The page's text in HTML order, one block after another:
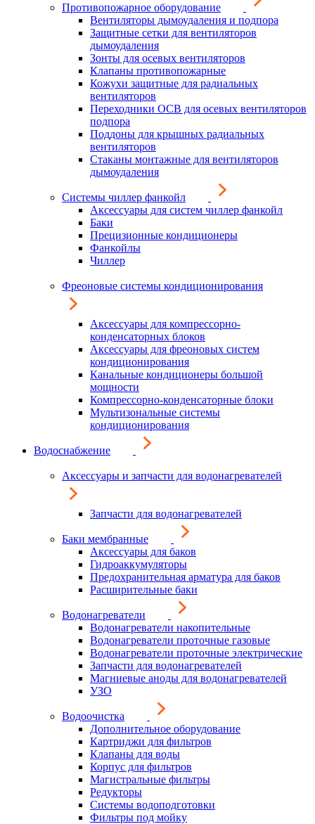
Противопожарное оборудование
Вентиляторы дымоудаления и подпора
Защитные сетки для вентиляторов
дымоудаления
Зонты для осевых вентиляторов
Клапаны противопожарные
Кожухи защитные для радиальных
вентиляторов
Переходники ОСВ для осевых вентиляторов
подпора
Поддоны для крышных радиальных
вентиляторов
Стаканы монтажные для вентиляторов
дымоудаления
Системы чиллер фанкойл
Аксессуары для систем чиллер фанкойл
Баки
Прецизионные кондиционеры
Фанкойлы
Чиллер
Фреоновые системы кондиционирования
Аксессуары для компрессорно-
конденсаторных блоков
Аксессуары для фреоновых систем
кондиционирования
Канальные кондиционеры большой
мощности
Компрессорно-конденсаторные блоки
Мультизональные системы
кондиционирования
Водоснабжение
Аксессуары и запчасти для водонагревателей
Запчасти для водонагревателей
Баки мембранные
Аксессуары для баков
Гидроаккумуляторы
Предохранительная арматура для баков
Расширительные баки
Водонагреватели
Водонагреватели накопительные
Водонагреватели проточные газовые
Водонагреватели проточные электрические
Запчасти для водонагревателей
Магниевые аноды для водонагревателей
УЗО
Водоочистка
Дополнительное оборудование
Картриджи для фильтров
Клапаны для воды
Корпус для фильтров
Магистральные фильтры
Редукторы
Системы водоподготовки
Фильтры под мойку